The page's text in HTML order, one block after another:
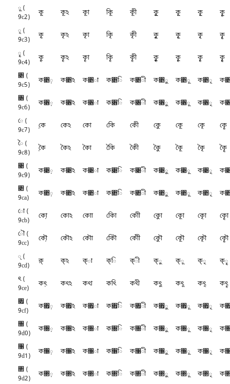
ূ (
9c2)
কূ় কূঽ কূা কূি কূী কূু কূূ কূৃ কূৄ
ৃ (
9c3)
কৃ় কৃঽ কৃা কৃি কৃী কৃু কৃূ কৃৃ কৃৄ
ৄ (
9c4)
কৄ় কৄঽ কৄা কৄি কৄী কৄু কৄূ কৄৃ কৄৄ
৅ (
9c5)
ক৅় ক৅ঽ ক৅া ক৅ি ক৅ী ক৅ু ক৅ূ ক৅ৃ
৆ (
9c6)
ক৆় ক৆ঽ ক৆া ক৆ি ক৆ী ক৆ু ক৆ূ ক৆ৃ
ে (
9c7)
কে় কেঽ কো কেি কেী কেু কেূ কেৃ কেৄ
ৈ (
9c8)
কৈ় কৈঽ কৈা কৈি কৈী কৈু কৈূ কৈৃ কৈৄ
৉ (
9c9)
ক৉় ক৉ঽ ক৉া ক৉ি ক৉ী ক৉ু ক৉ূ ক৉ৃ
৊ (
9ca)
ক৊় ক৊ঽ ক৊া ক৊ি ক৊ী ক৊ু ক৊ূ ক৊ৃ
ো (
9cb)
কো় কোঽ কোা কোি কোী কোু কোূ কোৃ কোৄ
ৌ (
9cc)
কৌ় কৌঽ কৌা কৌি কৌী কৌু কৌূ কৌৃ কৌৄ
্ (
9cd)
ক়্ ক্ঽ ক্া ক্ি ক্ী ক্ু ক্ূ ক্ৃ ক্ৄ
ৎ (
9ce)
কৎ় কৎঽ কৎা কৎি কৎী কৎু কৎূ কৎৃ কৎৄ
৏ (
9cf)
ক৏় ক৏ঽ ক৏া ক৏ি ক৏ী ক৏ু ক৏ূ ক৏ৃ
৐ (
9d0)
ক৐় ক৐ঽ ক৐া ক৐ি ক৐ী ক৐ু ক৐ূ ক৐ৃ
৑ (
9d1)
ক৑় ক৑ঽ ক৑া ক৑ি ক৑ী ক৑ু ক৑ূ ক৑ৃ
৒ (
9d2)
ক৒় ক৒ঽ ক৒া ক৒ি ক৒ী ক৒ু ক৒ূ ক৒ৃ